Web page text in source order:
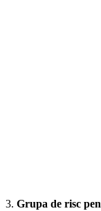
3. Grupa de risc